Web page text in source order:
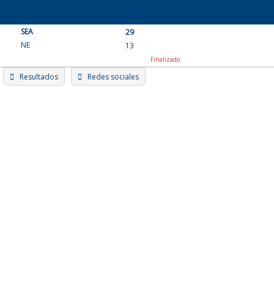
content
SEA
29
NE
13
Finalizado
Resultados Redes sociales